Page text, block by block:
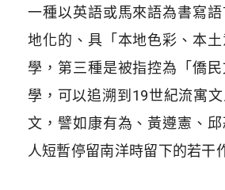
一種以英語或馬來語為書寫
地化的、具「本地色彩、本
學，第三種是被指控為「僑
學，可以追溯到19世紀流寓
文，譬如康有為、黃遵憲、
人短暫停留南洋時留下的若干